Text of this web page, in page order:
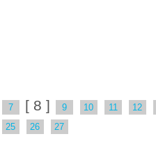
7 [ 8 ] 9 10 11
12
25 26 27